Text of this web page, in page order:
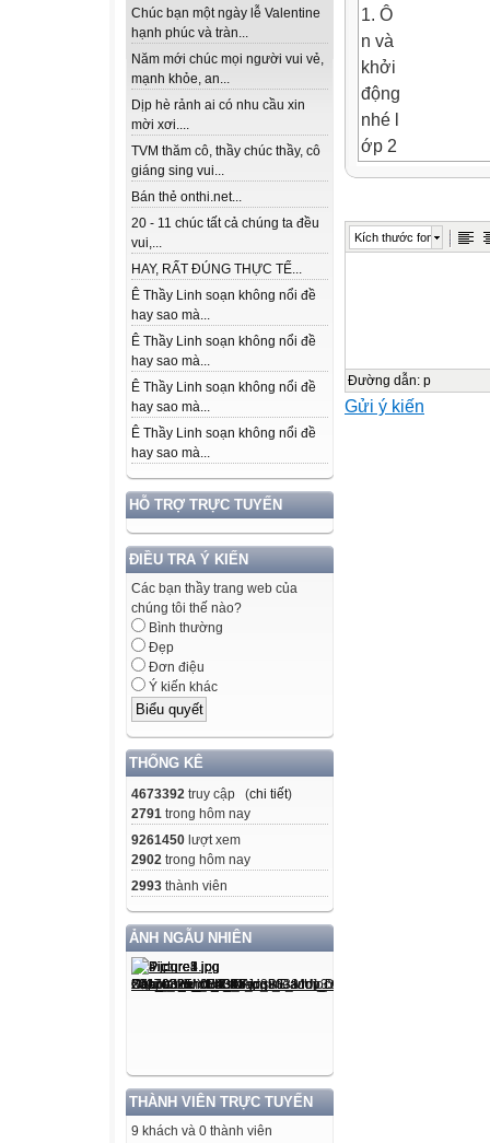
Chúc bạn một ngày lễ Valentine
hạnh phúc và tràn...
Năm mới chúc mọi người vui vẻ,
mạnh khỏe, an...
Dịp hè rảnh ai có nhu cầu xin
mời xơi....
TVM thăm cô, thầy chúc thầy, cô
giáng sing vui...
Bán thẻ onthi.net...
20 - 11 chúc tất cả chúng ta đều
vui,...
HAY, RẤT ĐÚNG THỰC TẾ...
Ê Thầy Linh soạn không nổi đề
hay sao mà...
Ê Thầy Linh soạn không nổi đề
hay sao mà...
Ê Thầy Linh soạn không nổi đề
hay sao mà...
Ê Thầy Linh soạn không nổi đề
hay sao mà...
HỖ TRỢ TRỰC TUYẾN
ĐIỀU TRA Ý KIẾN
Các bạn thầy trang web của
chúng tôi thế nào?
Bình thường
Đẹp
Đơn điệu
Ý kiến khác
THỐNG KÊ
4673392 truy cập (chi tiết)
2791 trong hôm nay
9261450 lượt xem
2902 trong hôm nay
2993 thành viên
ẢNH NGẪU NHIÊN
THÀNH VIÊN TRỰC TUYẾN
9 khách và 0 thành viên
1. Ô
n và
khởi
động
nhé l
ớp 2
2
4
Kích thước font
Đường dẫn: p
Gửi ý kiến